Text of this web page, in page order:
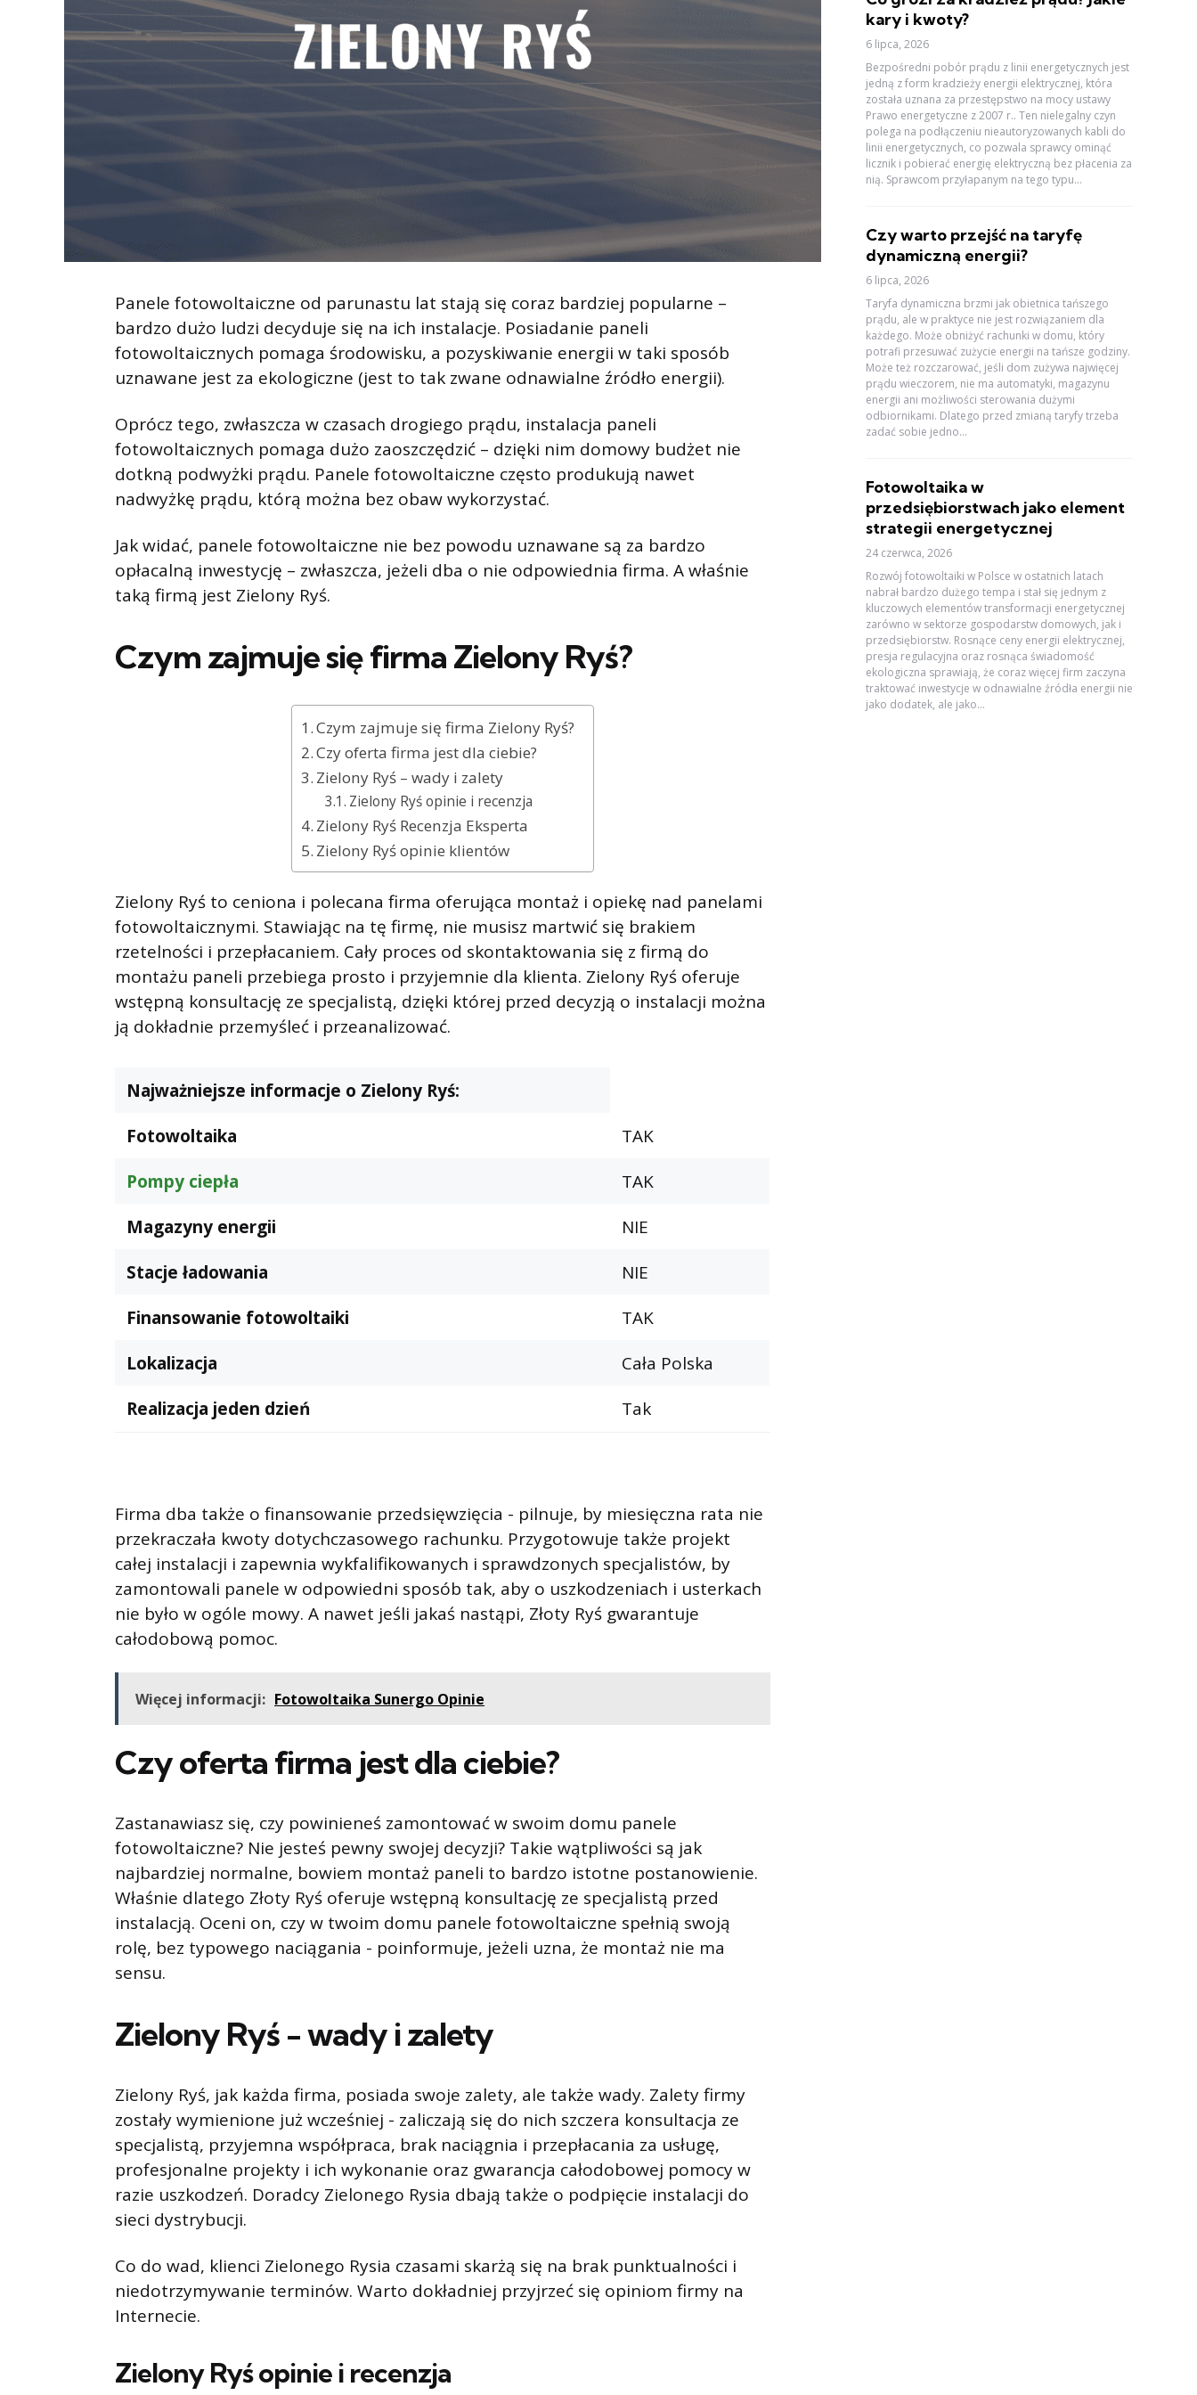
Panele fotowoltaiczne od parunastu lat stają się coraz bardziej popularne –
bardzo dużo ludzi decyduje się na ich instalacje. Posiadanie paneli
fotowoltaicznych pomaga środowisku, a pozyskiwanie energii w taki sposób
uznawane jest za ekologiczne (jest to tak zwane odnawialne źródło energii).
Oprócz tego, zwłaszcza w czasach drogiego prądu, instalacja paneli
fotowoltaicznych pomaga dużo zaoszczędzić – dzięki nim domowy budżet nie
dotkną podwyżki prądu. Panele fotowoltaiczne często produkują nawet
nadwyżkę prądu, którą można bez obaw wykorzystać.
Jak widać, panele fotowoltaiczne nie bez powodu uznawane są za bardzo
opłacalną inwestycję – zwłaszcza, jeżeli dba o nie odpowiednia firma. A właśnie
taką firmą jest Zielony Ryś.
Czym zajmuje się firma Zielony Ryś?
Czym zajmuje się firma Zielony Ryś?
Czy oferta firma jest dla ciebie?
Zielony Ryś – wady i zalety
Zielony Ryś opinie i recenzja
Zielony Ryś Recenzja Eksperta
Zielony Ryś opinie klientów
Zielony Ryś to ceniona i polecana firma oferująca montaż i opiekę nad panelami
fotowoltaicznymi. Stawiając na tę firmę, nie musisz martwić się brakiem
rzetelności i przepłacaniem. Cały proces od skontaktowania się z firmą do
montażu paneli przebiega prosto i przyjemnie dla klienta. Zielony Ryś oferuje
wstępną konsultację ze specjalistą, dzięki której przed decyzją o instalacji można
ją dokładnie przemyśleć i przeanalizować.
Najważniejsze informacje o Zielony Ryś:
Fotowoltaika
TAK
Pompy ciepła
TAK
Magazyny energii
NIE
Stacje ładowania
NIE
Finansowanie fotowoltaiki
TAK
Lokalizacja
Cała Polska
Realizacja jeden dzień
Tak
Firma dba także o finansowanie przedsięwzięcia - pilnuje, by miesięczna rata nie
przekraczała kwoty dotychczasowego rachunku. Przygotowuje także projekt
całej instalacji i zapewnia wykfalifikowanych i sprawdzonych specjalistów, by
zamontowali panele w odpowiedni sposób tak, aby o uszkodzeniach i usterkach
nie było w ogóle mowy. A nawet jeśli jakaś nastąpi, Złoty Ryś gwarantuje
całodobową pomoc.
Więcej informacji: Fotowoltaika Sunergo Opinie
Czy oferta firma jest dla ciebie?
Zastanawiasz się, czy powinieneś zamontować w swoim domu panele
fotowoltaiczne? Nie jesteś pewny swojej decyzji? Takie wątpliwości są jak
najbardziej normalne, bowiem montaż paneli to bardzo istotne postanowienie.
Właśnie dlatego Złoty Ryś oferuje wstępną konsultację ze specjalistą przed
instalacją. Oceni on, czy w twoim domu panele fotowoltaiczne spełnią swoją
rolę, bez typowego naciągania - poinformuje, jeżeli uzna, że montaż nie ma
sensu.
Zielony Ryś - wady i zalety
Zielony Ryś, jak każda firma, posiada swoje zalety, ale także wady. Zalety firmy
zostały wymienione już wcześniej - zaliczają się do nich szczera konsultacja ze
specjalistą, przyjemna współpraca, brak naciągnia i przepłacania za usługę,
profesjonalne projekty i ich wykonanie oraz gwarancja całodobowej pomocy w
razie uszkodzeń. Doradcy Zielonego Rysia dbają także o podpięcie instalacji do
sieci dystrybucji.
Co do wad, klienci Zielonego Rysia czasami skarżą się na brak punktualności i
niedotrzymywanie terminów. Warto dokładniej przyjrzeć się opiniom firmy na
Internecie.
Zielony Ryś opinie i recenzja
kary i kwoty?
6 lipca, 2026
Bezpośredni pobór prądu z linii energetycznych jest
jedną z form kradzieży energii elektrycznej, która
została uznana za przestępstwo na mocy ustawy
Prawo energetyczne z 2007 r.. Ten nielegalny czyn
polega na podłączeniu nieautoryzowanych kabli do
linii energetycznych, co pozwala sprawcy ominąć
licznik i pobierać energię elektryczną bez płacenia za
nią. Sprawcom przyłapanym na tego typu...
Czy warto przejść na taryfę
dynamiczną energii?
6 lipca, 2026
Taryfa dynamiczna brzmi jak obietnica tańszego
prądu, ale w praktyce nie jest rozwiązaniem dla
każdego. Może obniżyć rachunki w domu, który
potrafi przesuwać zużycie energii na tańsze godziny.
Może też rozczarować, jeśli dom zużywa najwięcej
prądu wieczorem, nie ma automatyki, magazynu
energii ani możliwości sterowania dużymi
odbiornikami. Dlatego przed zmianą taryfy trzeba
zadać sobie jedno...
Fotowoltaika w
przedsiębiorstwach jako element
strategii energetycznej
24 czerwca, 2026
Rozwój fotowoltaiki w Polsce w ostatnich latach
nabrał bardzo dużego tempa i stał się jednym z
kluczowych elementów transformacji energetycznej
zarówno w sektorze gospodarstw domowych, jak i
przedsiębiorstw. Rosnące ceny energii elektrycznej,
presja regulacyjna oraz rosnąca świadomość
ekologiczna sprawiają, że coraz więcej firm zaczyna
traktować inwestycje w odnawialne źródła energii nie
jako dodatek, ale jako...